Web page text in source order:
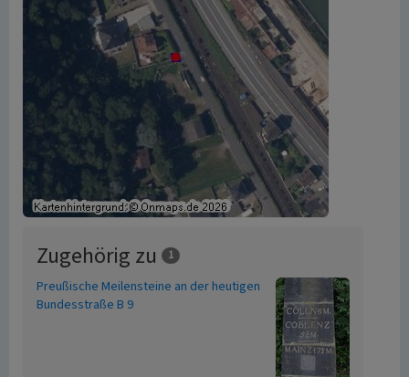
Zugehörig zu 1
Preußische Meilensteine an der heutigen
Bundesstraße B 9